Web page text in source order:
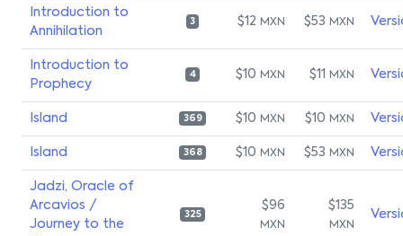
Introduction to
Annihilation
3 $12 MXN $53 MXN
Introduction to
Prophecy
4 $10 MXN $11 MXN
Island 369 $10 MXN $10 MXN
Island 368 $10 MXN $53 MXN
Jadzi, Oracle of
Arcavios /
Journey to the
325
$96
MXN
$135
MXN